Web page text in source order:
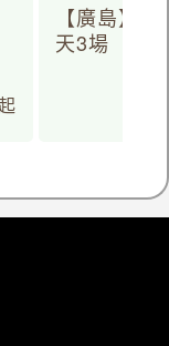
【廣島】
天3場